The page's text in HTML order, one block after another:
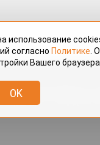
редакции,
использование
редакции с указанием
использование
согласно Политике .
Вашего браузера.
OK